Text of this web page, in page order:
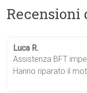
Luca R.
Assistenza BFT
Hanno riparato il